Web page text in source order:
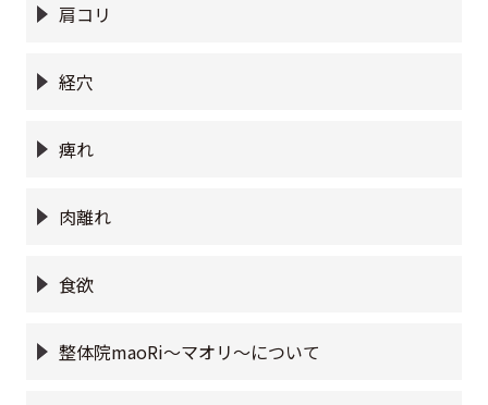
肩コリ
経穴
痺れ
肉離れ
食欲
整体院maoRi〜マオリ〜について